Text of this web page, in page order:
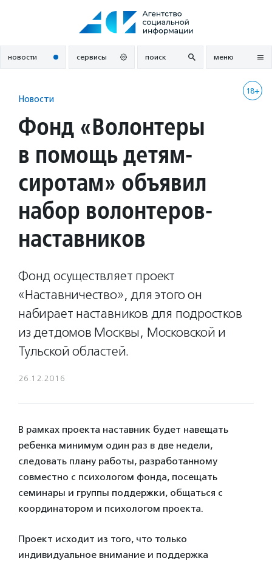
новости сервисы поиск меню
18+
Новости
Фонд «Волонтеры
в помощь детям-
сиротам» объявил
набор волонтеров-
наставников
Фонд осуществляет проект
«Наставничество», для этого он
набирает наставников для подростков
из детдомов Москвы, Московской и
Тульской областей.
26.12.2016
В рамках проекта наставник будет навещать
ребенка минимум один раз в две недели,
следовать плану работы, разработанному
совместно с психологом фонда, посещать
семинары и группы поддержки, общаться с
координатором и психологом проекта.
Проект исходит из того, что только
индивидуальное внимание и поддержка